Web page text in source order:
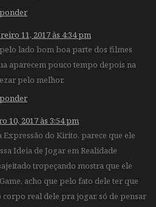
11, 2017 às 4:34 pm
lado bom boa parte dos filmes
aparecem pouco tempo depois na
pelo melhor.
10, 2017 às 3:54 pm
Expressão do Kirito, parece que ele
Ideia de Jogar em Realidade
tropeçando mostra que ele
acho que pelo fato dele ter que
real dele pra jogar, só de pensar